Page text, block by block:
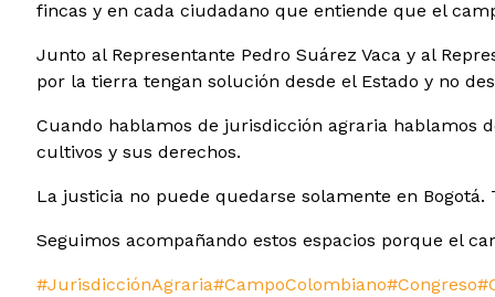
fincas y en cada ciudadano que entiende que el
Junto al Representante Pedro Suárez Vaca y al
por la tierra tengan solución desde el Estado y no
Cuando hablamos de jurisdicción agraria hablamos
cultivos y sus derechos.
La justicia no puede quedarse solamente en
Seguimos acompañando estos espacios porque el
#JurisdicciónAgraria#CampoColombiano#Congreso